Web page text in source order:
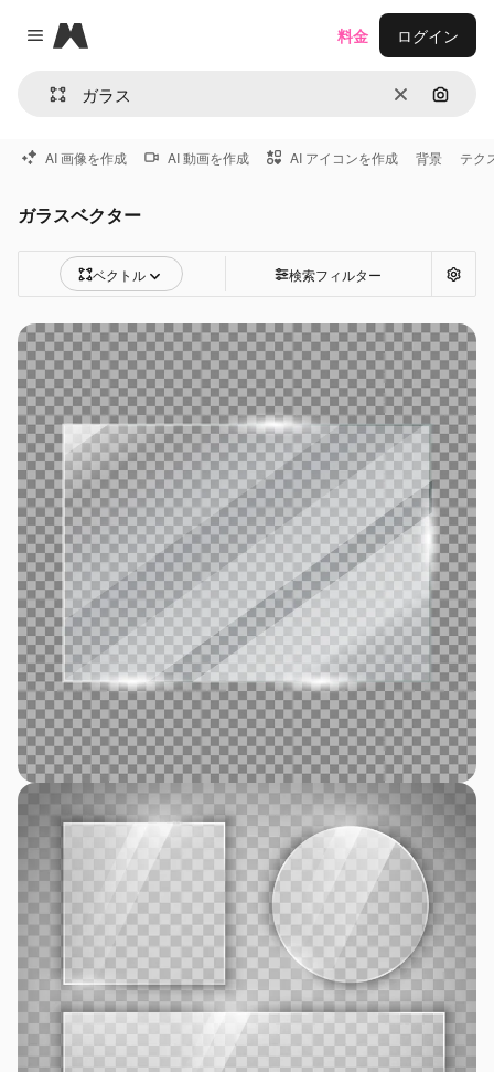
Close menu
Magnific
消去 画像で
料金 ログイン
AI 画像を作成 AI 動画を作成 AI アイコンを作成 背景 テク
ガラスベクター
ベクトル 検索フィルター